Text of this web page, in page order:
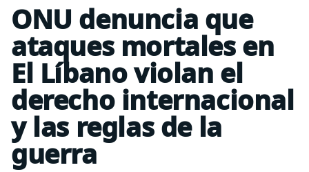
ONU denuncia que
ataques mortales en
El Líbano violan el
derecho internacional
y las reglas de la
guerra